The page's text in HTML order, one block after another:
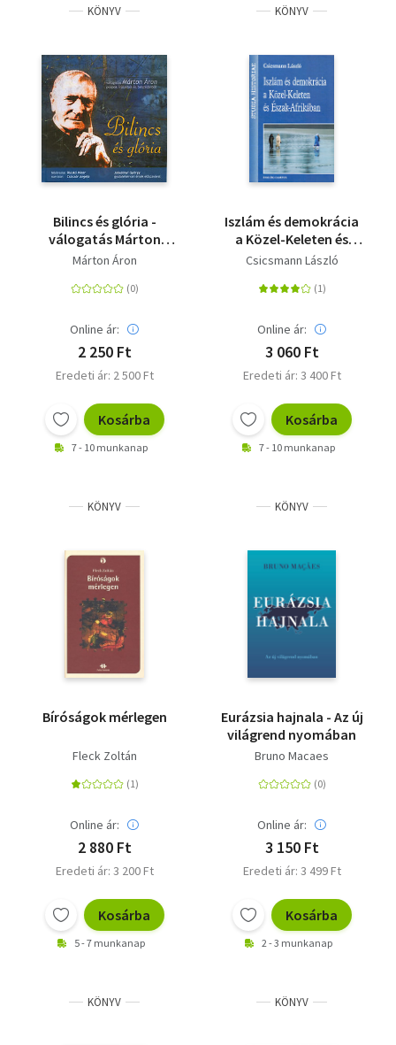
KÖNYV
Bilincs és glória -
válogatás Márton
Áron püspök írásaiból
melléklettel
Márton Áron
Online ár:
2 250 Ft
Eredeti ár: 2 500 Ft
Kosárba
7 - 10 munkanap
KÖNYV
Iszlám és demokrácia
a Közel-Keleten és
Észak-Afrikában
Csicsmann László
Online ár:
3 060 Ft
Eredeti ár: 3 400 Ft
Kosárba
7 - 10 munkanap
KÖNYV
Bíróságok mérlegen
Fleck Zoltán
Online ár:
2 880 Ft
Eredeti ár: 3 200 Ft
Kosárba
5 - 7 munkanap
KÖNYV
Eurázsia hajnala - Az új
világrend nyomában
Bruno Macaes
Online ár:
3 150 Ft
Eredeti ár: 3 499 Ft
Kosárba
2 - 3 munkanap
KÖNYV KÖNYV